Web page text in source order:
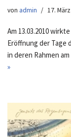
von admin 17.
Am 13.03.2010
Eröffnung der Tage
in deren Rahmen
»